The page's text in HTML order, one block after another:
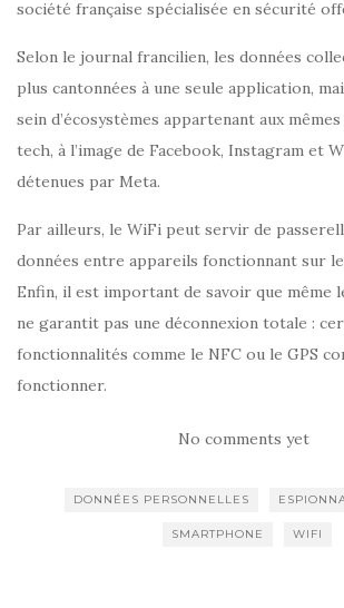
société française spécialisée en sécurité
Selon le journal francilien, les données
plus cantonnées à une seule application,
sein d’écosystèmes appartenant aux
tech, à l’image de Facebook, Instagram et
détenues par Meta.
Par ailleurs, le WiFi peut servir de
données entre appareils fonctionnant sur le
Enfin, il est important de savoir que même
ne garantit pas une déconnexion totale :
fonctionnalités comme le NFC ou le GPS
fonctionner.
No comments yet
DONNÉES PERSONNELLES
SMARTPHONE WIFI